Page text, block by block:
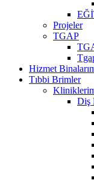
Projeler
TGAP
Hizmet
Tıbbi Brimler
Diş